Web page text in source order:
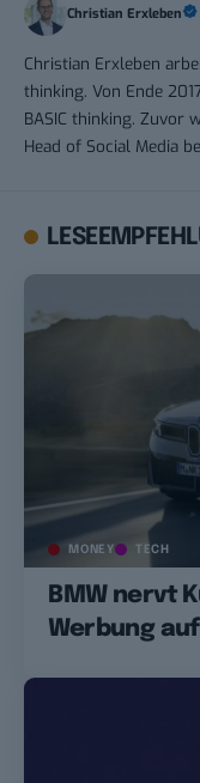
Christian Erxleben
Christian Erxleben
thinking. Von Ende
BASIC thinking. Zuvor
Head of Social Media
MONEY TECH
BMW nervt
Werbung